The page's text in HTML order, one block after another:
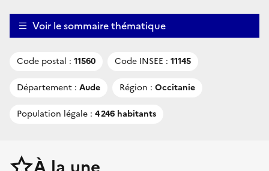
Voir le sommaire thématique
Code postal : 11560 Code INSEE : 11145
Département : Aude Région : Occitanie
Population légale : 4 246 habitants